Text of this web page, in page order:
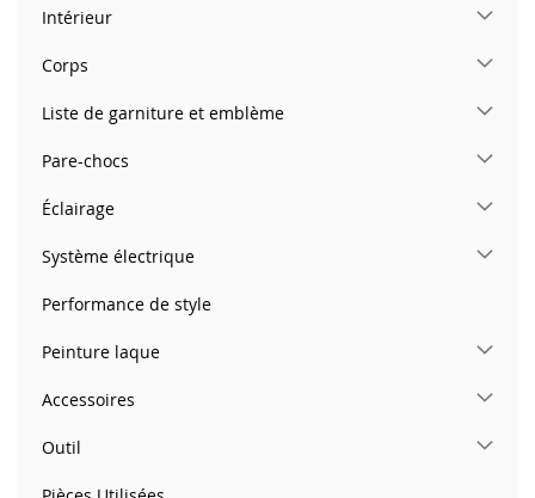
Intérieur
Corps
Liste de garniture et emblème
Pare-chocs
Éclairage
Système électrique
Performance de style
Peinture laque
Accessoires
Outil